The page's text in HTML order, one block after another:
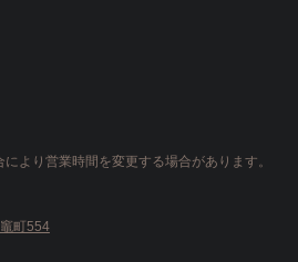
より営業時間を変更する場合があります。
町554